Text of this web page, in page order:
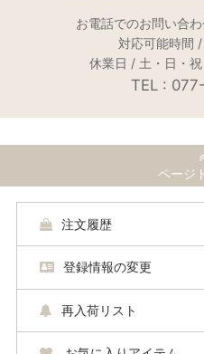
お電話でのお問い合
対応可能時間
休業日 / 土・日・
TEL :
ページ
注文履歴
登録情報の変更
再入荷リスト